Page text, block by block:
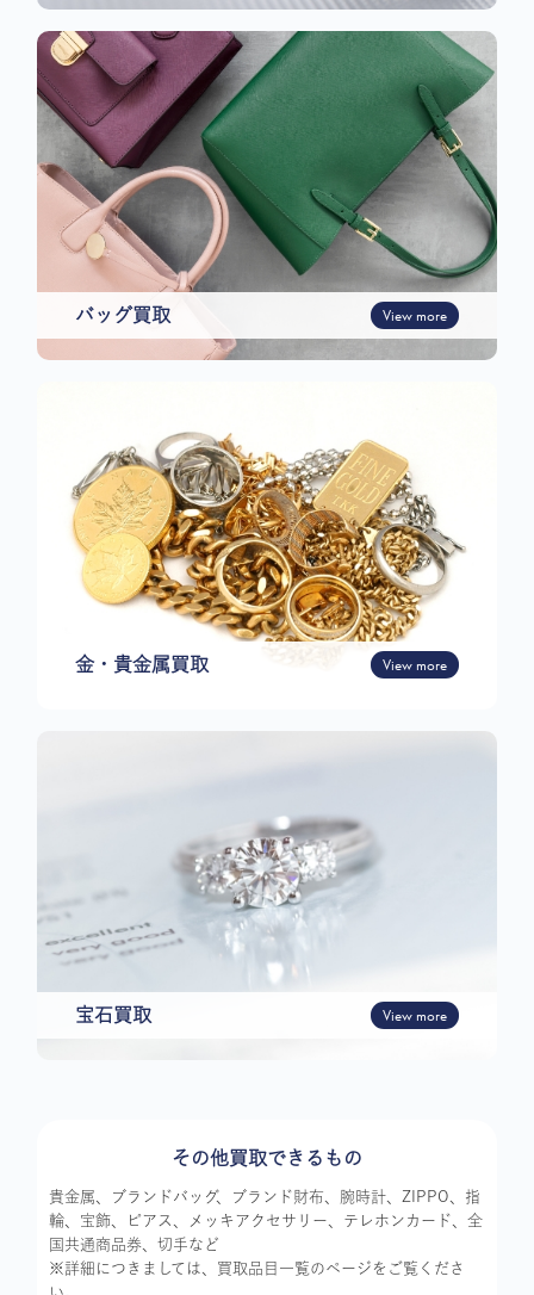
バッグ買取 View more
金・貴金属買取 View more
宝石買取 View more
その他買取できるもの
貴金属、ブランドバッグ、ブランド財布、腕時計、ZIPPO、指
輪、宝飾、ピアス、メッキアクセサリー、テレホンカード、全
国共通商品券、切手など
※詳細につきましては、買取品目一覧のページをご覧くださ